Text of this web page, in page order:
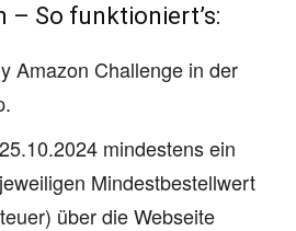
– So funktioniert’s:
Amazon Challenge in der
mindestens ein
Mindestbestellwert
über die Webseite